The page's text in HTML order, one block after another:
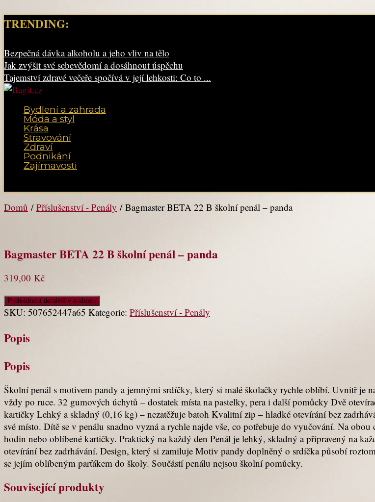
TRENDING:
Bezpečná dávka alkoholu a jeho vliv na tělo
Jak zvýšit své sebevědomí a dosáhnout úspěchu
Tajemství zdravé večeře spočívá v její lehkosti: Co to ...
Bydlení a zahrada
Móda a styl
Krása
Stravování
Zdraví
Podnikání
Zajímavosti
Domů / Příslušenství - Penály / Bagmaster BETA 22 B školní penál – panda
Bagmaster BETA 22 B školní penál – panda
319,00 Kč
Prohlédnout detailně v e-shopu
SKU: 507652447a65 Kategorie: Příslušenství - Penály
Popis
Popis
Školní penál s motivem pandy a jemnými srdíčky, který si malé školačky rychle oblíbí. Uvnitř je
vždy po ruce. 32 gumových úchytů – dostatek místa na pastelky, pera i další pomůcky Dvě
kartičky Lehký a skladný (0,16 kg) – nezatěžuje batoh Kvalitní zip – hladké otevírání bez
své místo. Dítě se v penálu snadno vyzná a rychle najde vše, co potřebuje do vyučování. Na
hodin nebo oblíbené kartičky. Praktický na každý den Penál je lehký, skladný a připravený na
otevírání bez zadrhávání. Design, který si zamiluje Motiv pandy doplněný o srdíčka působí
se jejím oblíbeným parťákem do školy. Součástí penálu nejsou školní pomůcky.
Související produkty